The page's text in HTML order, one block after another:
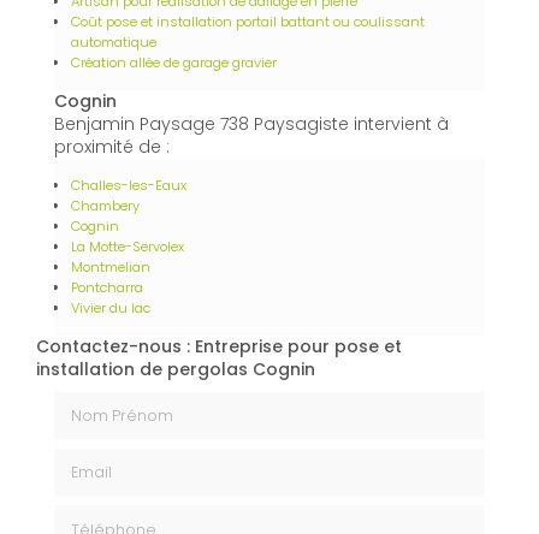
Coût pose et installation portail battant ou coulissant
automatique
Création allée de garage gravier
Cognin
Benjamin Paysage 738 Paysagiste intervient à
proximité de :
Challes-les-Eaux
Chambery
Cognin
La Motte-Servolex
Montmelian
Pontcharra
Vivier du lac
Contactez-nous : Entreprise pour pose et
installation de pergolas Cognin